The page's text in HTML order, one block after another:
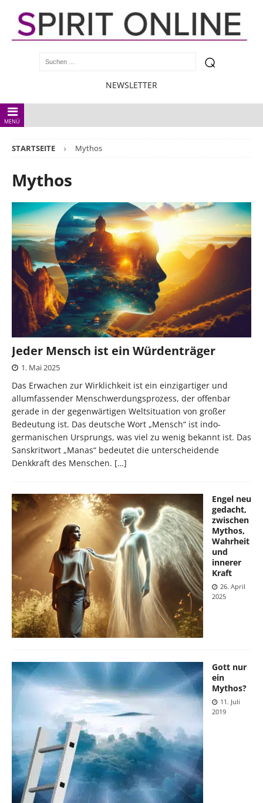
NEWSLETTER
MENÜ
STARTSEITE Mythos
Mythos
Jeder Mensch ist ein Würdenträger
1. Mai 2025
Das Erwachen zur Wirklichkeit ist ein einzigartiger und
allumfassender Menschwerdungsprozess, der offenbar
gerade in der gegenwärtigen Weltsituation von großer
Bedeutung ist. Das deutsche Wort „Mensch“ ist indo-
germanischen Ursprungs, was viel zu wenig bekannt ist. Das
Sanskritwort „Manas“ bedeutet die unterscheidende
Denkkraft des Menschen. […]
Engel neu
gedacht,
zwischen
Mythos,
Wahrheit
und
innerer
Kraft
26. April
2025
Gott nur
ein
Mythos?
11. Juli
2019